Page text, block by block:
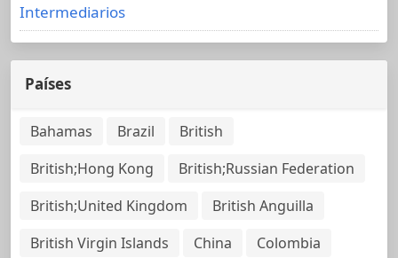
Intermediarios
Países
Bahamas Brazil
British
British;Hong Kong
British;Russian Federation
British;United Kingdom
British Anguilla
British Virgin Islands
China
Colombia